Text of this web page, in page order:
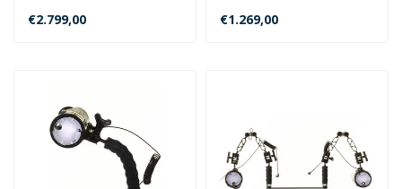
the Sea&Sea YS-D130R
Strobe..
€2.799,00
the Sea&Sea YS-D130R
Strobe..
€1.269,00